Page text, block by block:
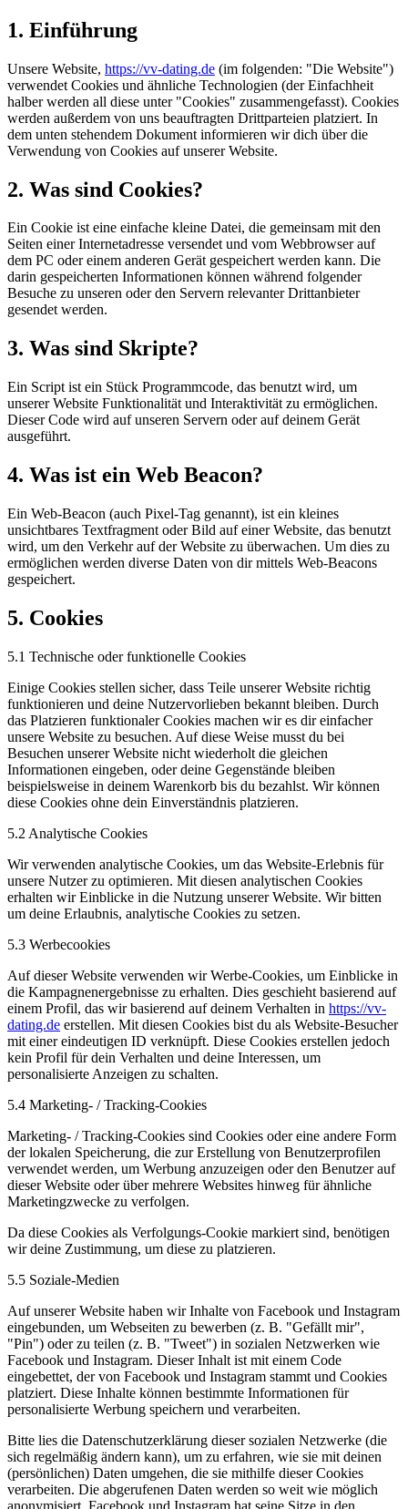
1. Einführung
Unsere Website, https://vv-dating.de (im folgenden: "Die Website")
verwendet Cookies und ähnliche Technologien (der Einfachheit
halber werden all diese unter "Cookies" zusammengefasst). Cookies
werden außerdem von uns beauftragten Drittparteien platziert. In
dem unten stehendem Dokument informieren wir dich über die
Verwendung von Cookies auf unserer Website.
2. Was sind Cookies?
Ein Cookie ist eine einfache kleine Datei, die gemeinsam mit den
Seiten einer Internetadresse versendet und vom Webbrowser auf
dem PC oder einem anderen Gerät gespeichert werden kann. Die
darin gespeicherten Informationen können während folgender
Besuche zu unseren oder den Servern relevanter Drittanbieter
gesendet werden.
3. Was sind Skripte?
Ein Script ist ein Stück Programmcode, das benutzt wird, um
unserer Website Funktionalität und Interaktivität zu ermöglichen.
Dieser Code wird auf unseren Servern oder auf deinem Gerät
ausgeführt.
4. Was ist ein Web Beacon?
Ein Web-Beacon (auch Pixel-Tag genannt), ist ein kleines
unsichtbares Textfragment oder Bild auf einer Website, das benutzt
wird, um den Verkehr auf der Website zu überwachen. Um dies zu
ermöglichen werden diverse Daten von dir mittels Web-Beacons
gespeichert.
5. Cookies
5.1 Technische oder funktionelle Cookies
Einige Cookies stellen sicher, dass Teile unserer Website richtig
funktionieren und deine Nutzervorlieben bekannt bleiben. Durch
das Platzieren funktionaler Cookies machen wir es dir einfacher
unsere Website zu besuchen. Auf diese Weise musst du bei
Besuchen unserer Website nicht wiederholt die gleichen
Informationen eingeben, oder deine Gegenstände bleiben
beispielsweise in deinem Warenkorb bis du bezahlst. Wir können
diese Cookies ohne dein Einverständnis platzieren.
5.2 Analytische Cookies
Wir verwenden analytische Cookies, um das Website-Erlebnis für
unsere Nutzer zu optimieren. Mit diesen analytischen Cookies
erhalten wir Einblicke in die Nutzung unserer Website. Wir bitten
um deine Erlaubnis, analytische Cookies zu setzen.
5.3 Werbecookies
Auf dieser Website verwenden wir Werbe-Cookies, um Einblicke in
die Kampagnenergebnisse zu erhalten. Dies geschieht basierend auf
einem Profil, das wir basierend auf deinem Verhalten in https://vv-
dating.de erstellen. Mit diesen Cookies bist du als Website-Besucher
mit einer eindeutigen ID verknüpft. Diese Cookies erstellen jedoch
kein Profil für dein Verhalten und deine Interessen, um
personalisierte Anzeigen zu schalten.
5.4 Marketing- / Tracking-Cookies
Marketing- / Tracking-Cookies sind Cookies oder eine andere Form
der lokalen Speicherung, die zur Erstellung von Benutzerprofilen
verwendet werden, um Werbung anzuzeigen oder den Benutzer auf
dieser Website oder über mehrere Websites hinweg für ähnliche
Marketingzwecke zu verfolgen.
Da diese Cookies als Verfolgungs-Cookie markiert sind, benötigen
wir deine Zustimmung, um diese zu platzieren.
5.5 Soziale-Medien
Auf unserer Website haben wir Inhalte von Facebook und Instagram
eingebunden, um Webseiten zu bewerben (z. B. "Gefällt mir",
"Pin") oder zu teilen (z. B. "Tweet") in sozialen Netzwerken wie
Facebook und Instagram. Dieser Inhalt ist mit einem Code
eingebettet, der von Facebook und Instagram stammt und Cookies
platziert. Diese Inhalte können bestimmte Informationen für
personalisierte Werbung speichern und verarbeiten.
Bitte lies die Datenschutzerklärung dieser sozialen Netzwerke (die
sich regelmäßig ändern kann), um zu erfahren, wie sie mit deinen
(persönlichen) Daten umgehen, die sie mithilfe dieser Cookies
verarbeiten. Die abgerufenen Daten werden so weit wie möglich
anonymisiert. Facebook und Instagram hat seine Sitze in den